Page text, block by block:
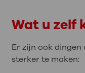
Wat u zelf
Er zijn ook dingen
sterker te maken: